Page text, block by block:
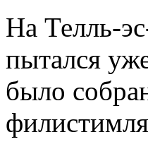
На Телль-
пытался
было